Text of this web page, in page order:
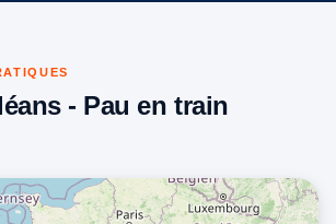
- Pau en train